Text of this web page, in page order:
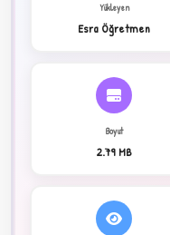
Yükleyen
Esra Öğretmen
Boyut
2.79 MB